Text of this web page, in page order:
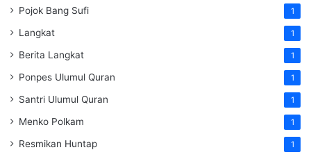
Pojok Bang Sufi 1
Langkat 1
Berita Langkat 1
Ponpes Ulumul Quran 1
Santri Ulumul Quran 1
Menko Polkam 1
Resmikan Huntap 1